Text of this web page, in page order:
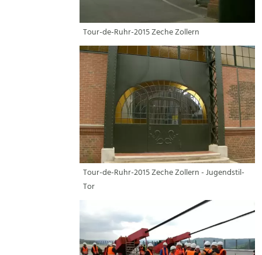
Tour-de-Ruhr-2015 Zeche Zollern
Tour-de-Ruhr-2015 Zeche Zollern - Jugendstil-
Tor